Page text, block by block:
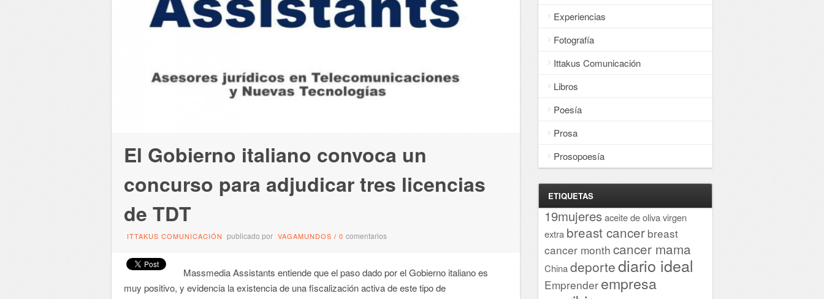
El Gobierno italiano convoca un
concurso para adjudicar tres licencias
de TDT
ITTAKUS COMUNICACIÓN publicado por VAGAMUNDOS / 0 comentarios
Massmedia Assistants entiende que el paso dado por el Gobierno italiano es
muy positivo, y evidencia la existencia de una fiscalización activa de este tipo de
Experiencias
Fotografía
Ittakus Comunicación
Libros
Poesía
Prosa
Prosopoesía
ETIQUETAS
19mujeresaceite de oliva virgen
extra breast cancer breast
cancer month cancer mama
Chinadeportediario ideal
Emprender empresa